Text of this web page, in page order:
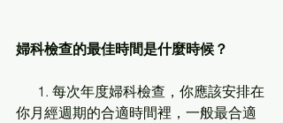
婦科檢查的最佳時間是什麼時候？
你月經週期的合適時間裡，一般最合適